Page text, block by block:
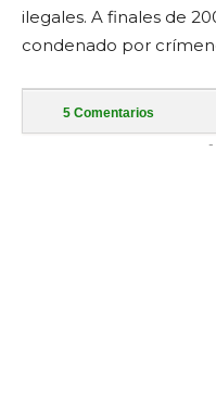
ilegales. A finales de
condenado por
5 Comentarios
-